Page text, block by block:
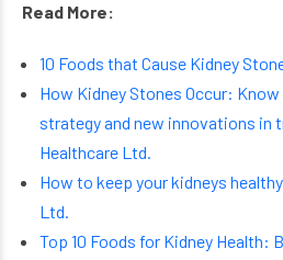
Read More:
10 Foods that Cause Kidney
How Kidney Stones Occur:
strategy and new innovations in
Healthcare Ltd.
How to keep your kidneys
Ltd.
Top 10 Foods for Kidney Health: